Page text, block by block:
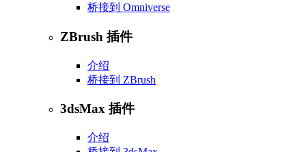
桥接到 Omniverse
ZBrush 插件
介绍
桥接到 ZBrush
3dsMax 插件
介绍